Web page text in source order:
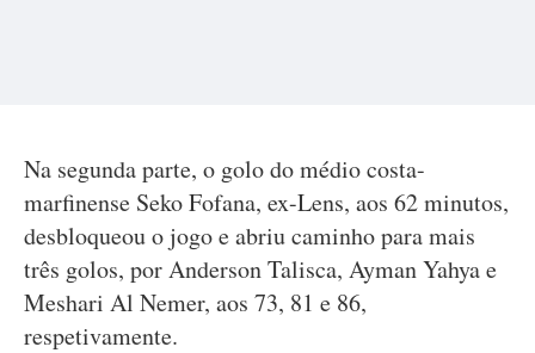
Na segunda parte, o golo do médio costa-
marfinense Seko Fofana, ex-Lens, aos 62 minutos,
desbloqueou o jogo e abriu caminho para mais
três golos, por Anderson Talisca, Ayman Yahya e
Meshari Al Nemer, aos 73, 81 e 86,
respetivamente.